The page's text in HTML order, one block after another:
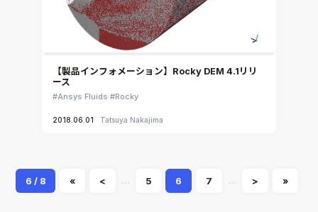
【製品インフォメーション】Rocky DEM 4.1リリ
ース
Ansys Fluids Rocky
2018.06.01 Tatsuya Nakajima
6 / 8 « < ... 5 6 7 ... > »